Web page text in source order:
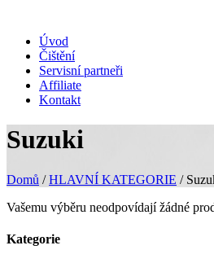
Úvod
Čištění
Servisní partneři
Affiliate
Kontakt
Suzuki
Domů /HLAVNÍ KATEGORIE /
Vašemu výběru neodpovídají žádné
Kategorie